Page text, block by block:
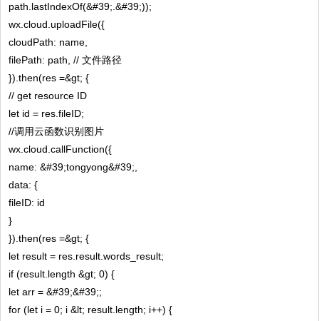
path.lastIndexOf(&#39;.&#39;));
wx.cloud.uploadFile({
cloudPath: name,
filePath: path, // 文件路径
}).then(res =&gt; {
// get resource ID
let id = res.fileID;
//调用云函数识别图片
wx.cloud.callFunction({
name: &#39;tongyong&#39;,
data: {
fileID: id
}
}).then(res =&gt; {
let result = res.result.words_result;
if (result.length &gt; 0) {
let arr = &#39;&#39;;
for (let i = 0; i &lt; result.length; i++) {